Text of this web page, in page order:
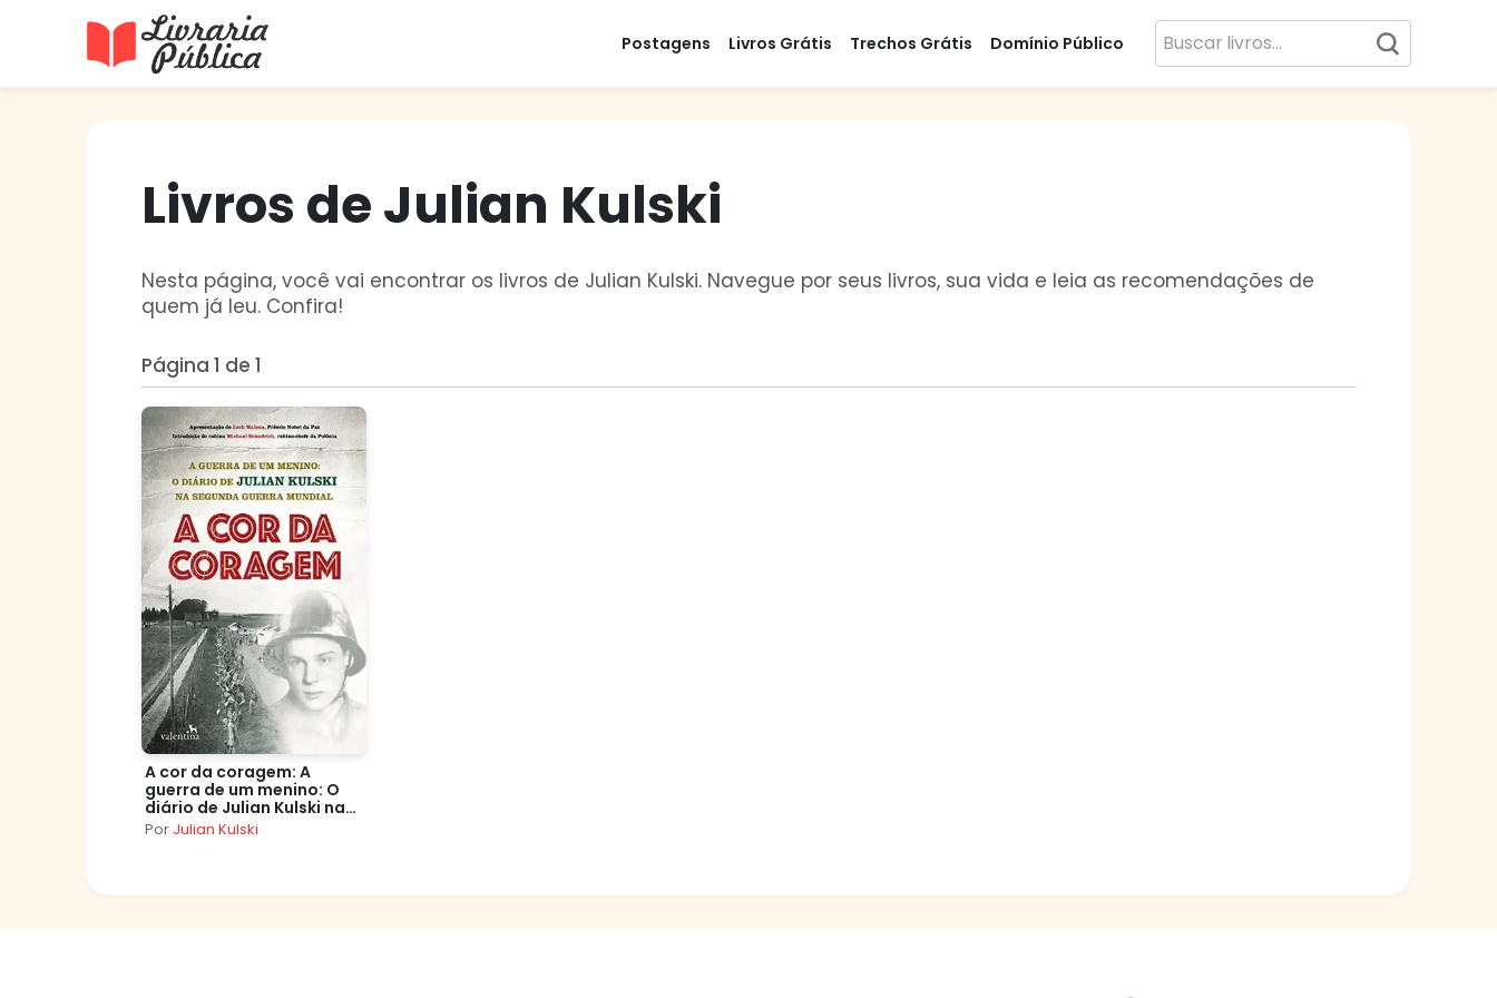
Postagens Livros Grátis Trechos Grátis Domínio Público
Livros de Julian Kulski
Nesta página, você vai encontrar os livros de Julian Kulski. Navegue por seus livros, sua vida e leia as recomendações de
quem já leu. Confira!
Página 1 de 1
A cor da coragem: A
guerra de um menino: O
diário de Julian Kulski na
Segunda Guerra Mundial
Por Julian Kulski